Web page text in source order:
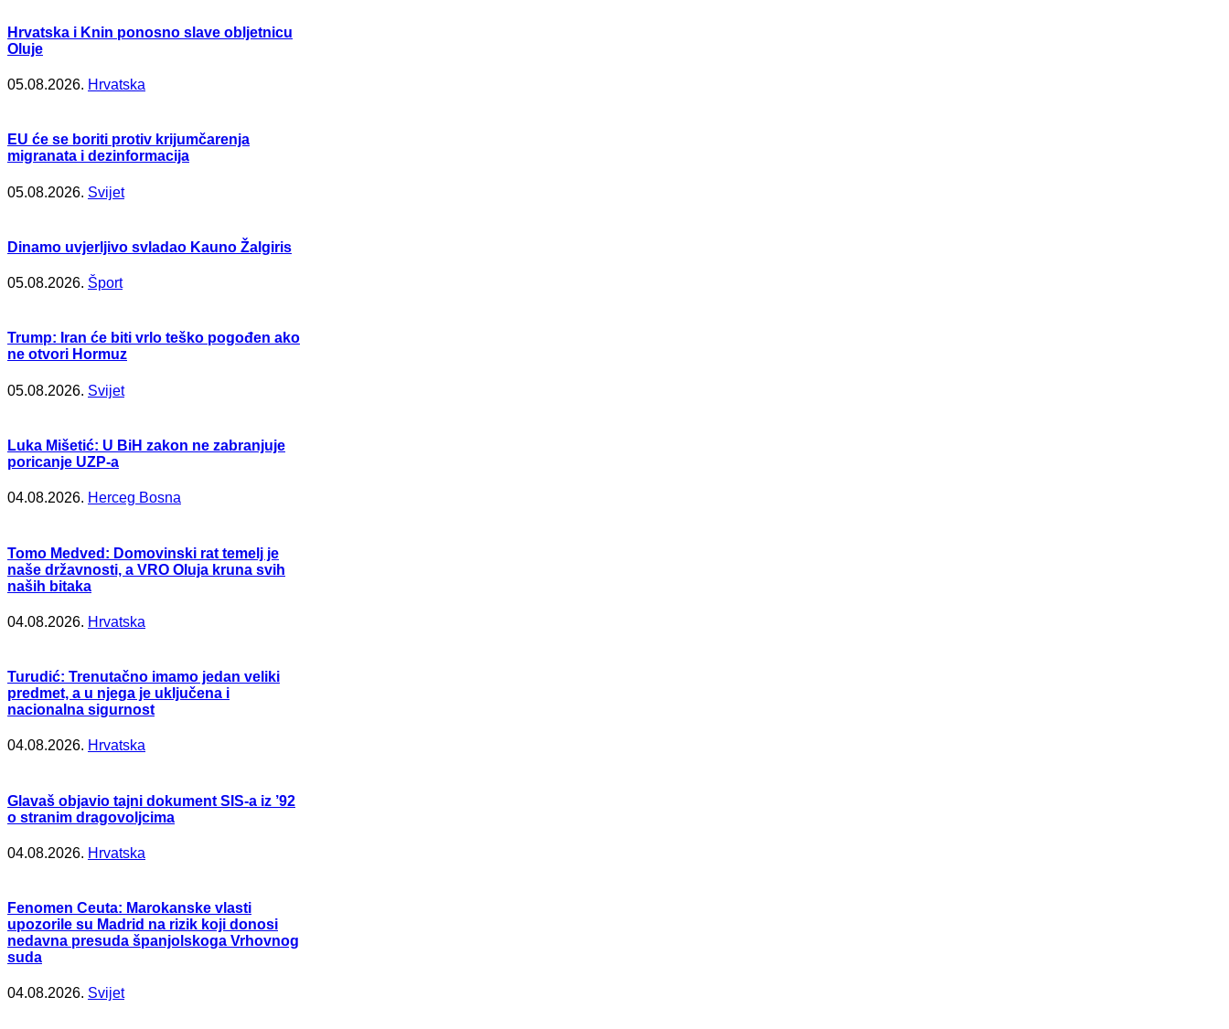
Hrvatska i Knin ponosno slave obljetnicu
Oluje
05.08.2026. Hrvatska
EU će se boriti protiv krijumčarenja
migranata i dezinformacija
05.08.2026. Svijet
Dinamo uvjerljivo svladao Kauno Žalgiris
05.08.2026. Šport
Trump: Iran će biti vrlo teško pogođen ako
ne otvori Hormuz
05.08.2026. Svijet
Luka Mišetić: U BiH zakon ne zabranjuje
poricanje UZP-a
04.08.2026. Herceg Bosna
Tomo Medved: Domovinski rat temelj je
naše državnosti, a VRO Oluja kruna svih
naših bitaka
04.08.2026. Hrvatska
Turudić: Trenutačno imamo jedan veliki
predmet, a u njega je uključena i
nacionalna sigurnost
04.08.2026. Hrvatska
Glavaš objavio tajni dokument SIS-a iz ’92
o stranim dragovoljcima
04.08.2026. Hrvatska
Fenomen Ceuta: Marokanske vlasti
upozorile su Madrid na rizik koji donosi
nedavna presuda španjolskoga Vrhovnog
suda
04.08.2026. Svijet